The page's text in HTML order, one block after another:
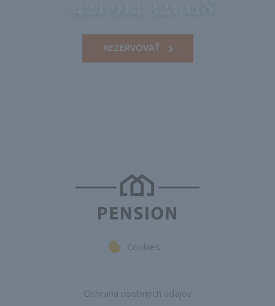
REZERVOVAŤ
Cookies
Ochrana osobných údajov